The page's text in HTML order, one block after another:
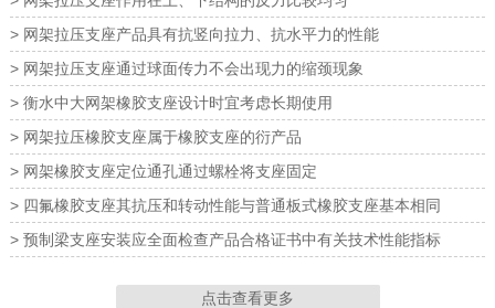
网架支座 网架支座
网架支座 网架支座
> 网架拉压支座产品具有抗竖向拉力、抗水平力的性能
> 网架拉压支座通过球面传力不会出现力的缩颈现象
> 衡水中大网架橡胶支座设计时宜考虑长期使用
> 网架拉压橡胶支座属于橡胶支座的衍产品
> 网架橡胶支座定位通孔通过螺栓将支座固定
> 四氟橡胶支座其抗压和转动性能与普通板式橡胶支座基本相同
> 预制梁支座安装应全面检查产品合格证书中有关技术性能指标
点击查看更多